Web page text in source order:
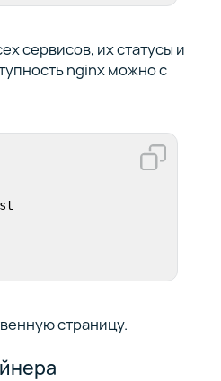
сервисов, их статусы и
nginx можно с
страницу.